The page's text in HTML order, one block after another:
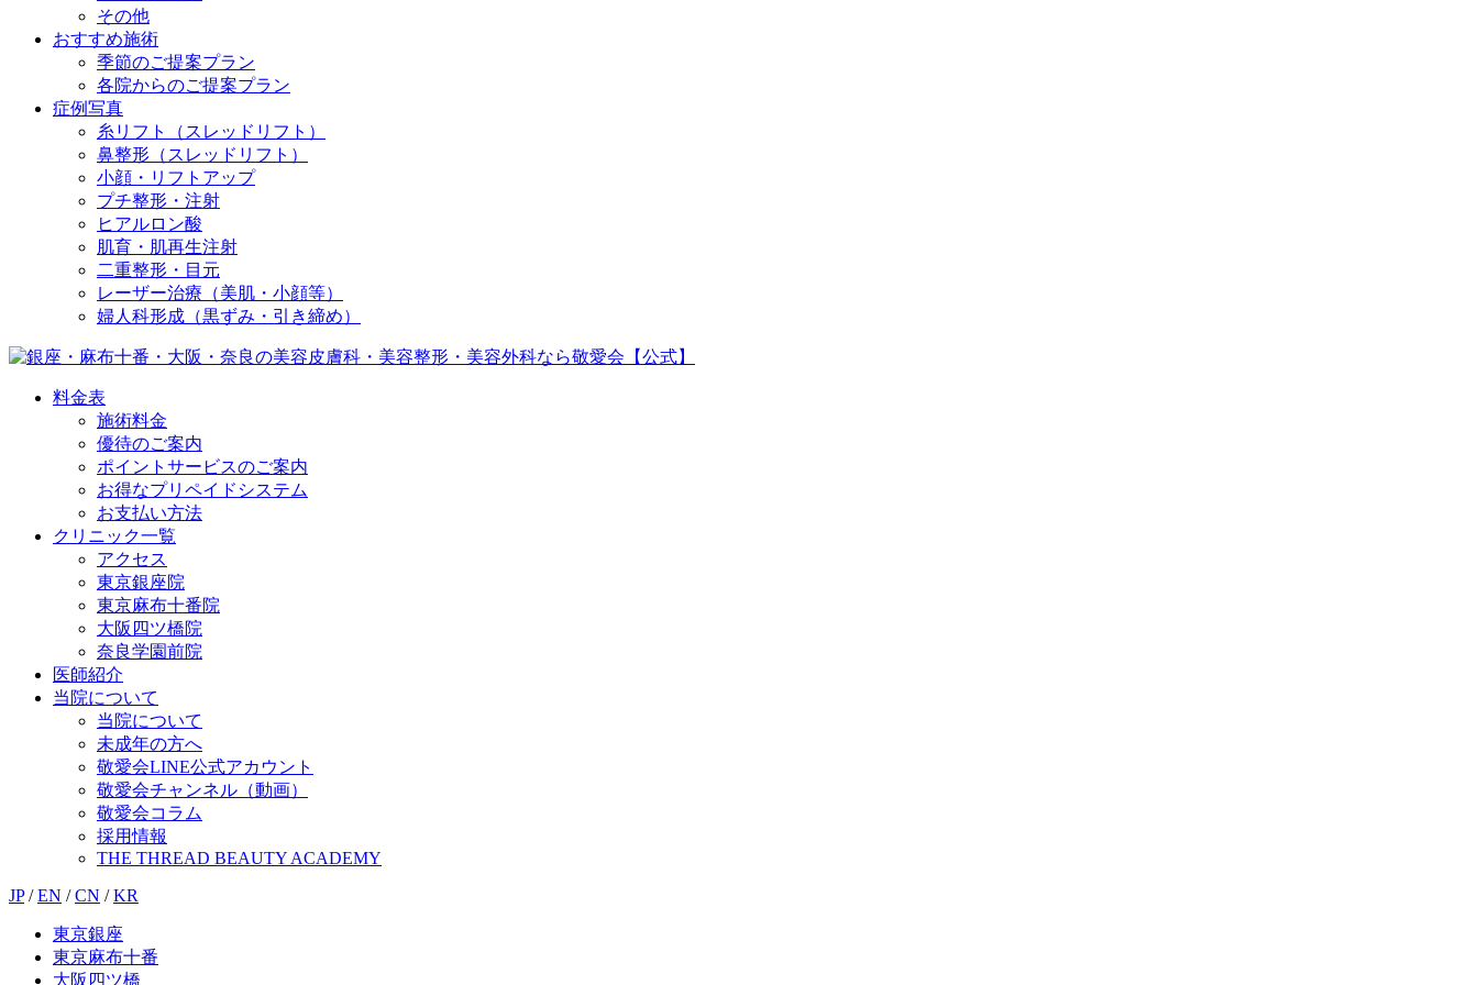
その他
おすすめ施術
季節のご提案プラン
各院からのご提案プラン
症例写真
糸リフト（スレッドリフト）
鼻整形（スレッドリフト）
小顔・リフトアップ
プチ整形・注射
ヒアルロン酸
肌育・肌再生注射
二重整形・目元
レーザー治療（美肌・小顔等）
婦人科形成（黒ずみ・引き締め）
料金表
施術料金
優待のご案内
ポイントサービスのご案内
お得なプリペイドシステム
お支払い方法
クリニック一覧
アクセス
東京銀座院
東京麻布十番院
大阪四ツ橋院
奈良学園前院
医師紹介
当院について
当院について
未成年の方へ
敬愛会LINE公式アカウント
敬愛会チャンネル（動画）
敬愛会コラム
採用情報
THE THREAD BEAUTY ACADEMY
JP / EN / CN / KR
東京銀座
東京麻布十番
大阪四ツ橋